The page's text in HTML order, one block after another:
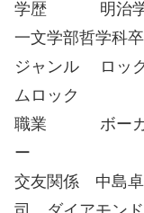
学歴 明治学院
一文学部哲学科卒
ジャンル ロック
ムロック
職業 ボーカリ
ー
交友関係 中島卓